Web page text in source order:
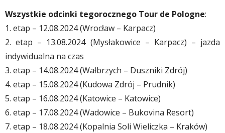
Wszystkie odcinki tegorocznego Tour de Pologne:
1. etap – 12.08.2024 (Wrocław – Karpacz)
2. etap – 13.08.2024 (Mysłakowice – Karpacz) – jazda
indywidualna na czas
3. etap – 14.08.2024 (Wałbrzych – Duszniki Zdrój)
4. etap – 15.08.2024 (Kudowa Zdrój – Prudnik)
5. etap – 16.08.2024 (Katowice – Katowice)
6. etap – 17.08.2024 (Wadowice – Bukovina Resort)
7. etap – 18.08.2024 (Kopalnia Soli Wieliczka – Kraków)